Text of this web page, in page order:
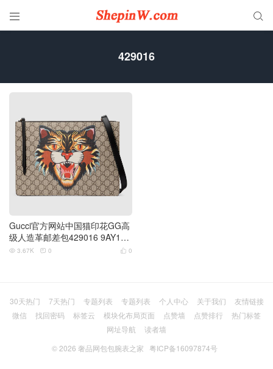
 
429016
Gucci官方网站中国猫印花GG高
级人造革邮差包429016 9AY1T
8666
 0
 3.67K  0
30天热门 7天热门 专题列表 专题列表 个人中心 关于我们
友情链接
微信
找回密码 标签云 模块化布局页面 点赞墙 点赞排行
热门标签
网址导航
读者墙
© 2026 奢品网包包腕表之家 粤ICP备16097874号